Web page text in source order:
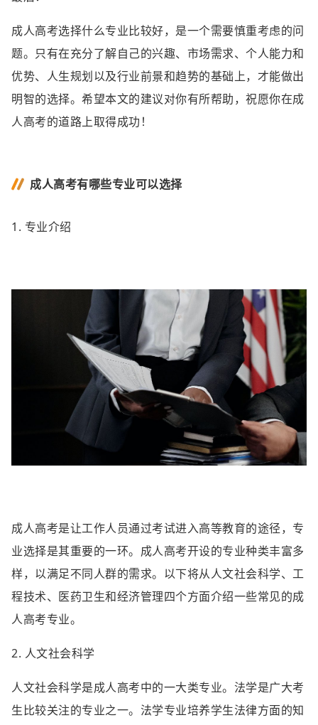
成人高考选择什么专业比较好，是一个需要慎重考虑的问
题。只有在充分了解自己的兴趣、市场需求、个人能力和
优势、人生规划以及行业前景和趋势的基础上，才能做出
明智的选择。希望本文的建议对你有所帮助，祝愿你在成
人高考的道路上取得成功！
成人高考有哪些专业可以选择
1. 专业介绍
成人高考是让工作人员通过考试进入高等教育的途径，专
业选择是其重要的一环。成人高考开设的专业种类丰富多
样，以满足不同人群的需求。以下将从人文社会科学、工
程技术、医药卫生和经济管理四个方面介绍一些常见的成
人高考专业。
2. 人文社会科学
人文社会科学是成人高考中的一大类专业。法学是广大考
生比较关注的专业之一。法学专业培养学生法律方面的知